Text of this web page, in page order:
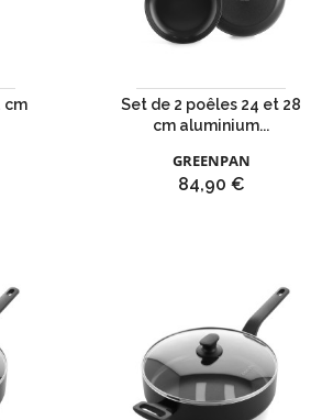
cm
Set de 2 poêles 24 et 28
cm aluminium...
GREENPAN
Prix
84,90 €